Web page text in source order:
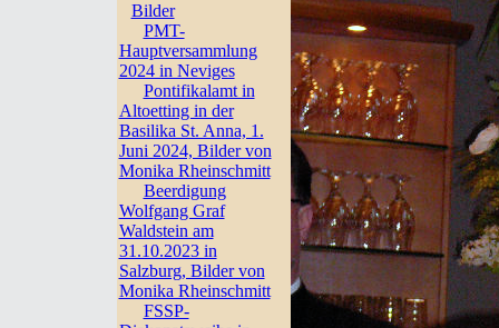
Bilder
PMT-
Hauptversammlung
2024 in Neviges
Pontifikalamt in
Altoetting in der
Basilika St. Anna, 1.
Juni 2024, Bilder von
Monika Rheinschmitt
Beerdigung
Wolfgang Graf
Waldstein am
31.10.2023 in
Salzburg, Bilder von
Monika Rheinschmitt
FSSP-